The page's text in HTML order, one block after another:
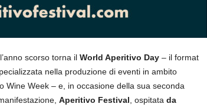
scorso torna il World Aperitivo Day– il format
nella produzione di eventi in ambito
Week – e, in occasione della sua seconda
Aperitivo Festival , ospitata da